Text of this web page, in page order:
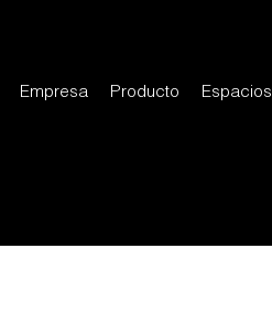
Empresa Producto Espacios